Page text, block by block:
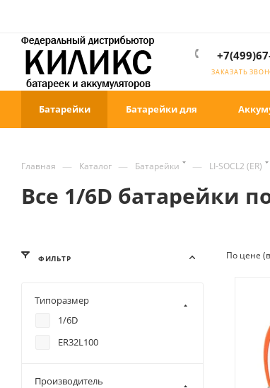
ЗАКАЗАТЬ
Батарейки Батарейки для
Главная — Каталог — Батарейки — LI-SOCL2 (ER)
Все 1/6D батарейки
По цене
ФИЛЬТР
Типоразмер
1/6D
ER32L100
Производитель